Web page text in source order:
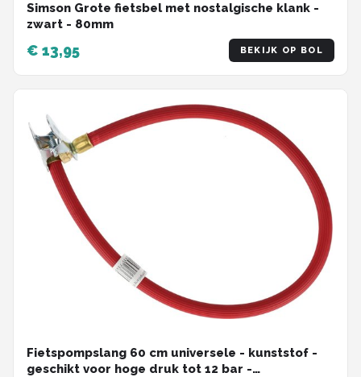
Simson Grote fietsbel met nostalgische klank -
zwart - 80mm
€ 13,95 BEKIJK OP BOL
Fietspompslang 60 cm universele - kunststof -
geschikt voor hoge druk tot 12 bar -